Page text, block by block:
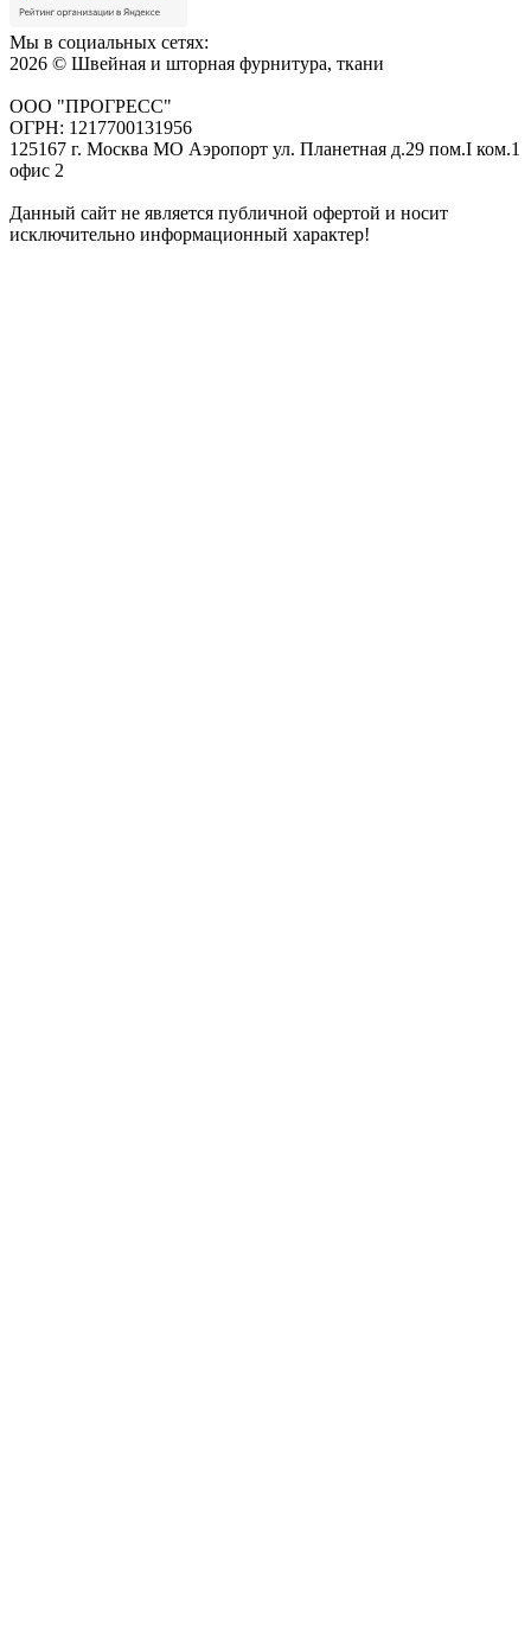
Мы в социальных сетях:
2026 © Швейная и шторная фурнитура, ткани
ООО "ПРОГРЕСС"
ОГРН: 1217700131956
125167 г. Москва МО Аэропорт ул. Планетная д.29 пом.I ком.1
офис 2
Данный сайт не является публичной офертой и носит
исключительно информационный характер!